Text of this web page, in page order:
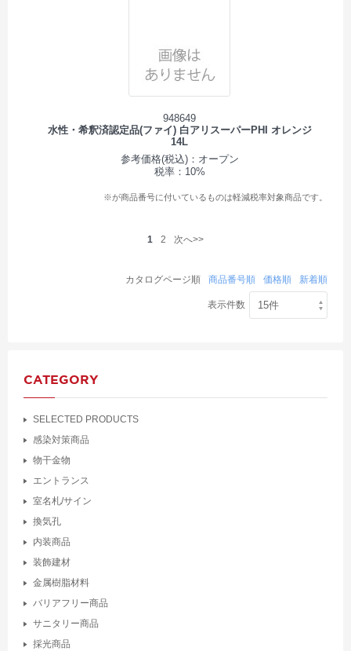
948649
水性・希釈済認定品(ファイ) 白アリスーパーPHI オレンジ
14L
参考価格(税込)：オープン
税率：10%
※が商品番号に付いているものは軽減税率対象商品です。
1 2 次へ>>
カタログページ順 商品番号順 価格順 新着順
表示件数
CATEGORY
SELECTED PRODUCTS
感染対策商品
物干金物
エントランス
室名札/サイン
換気孔
内装商品
装飾建材
金属樹脂材料
バリアフリー商品
サニタリー商品
採光商品